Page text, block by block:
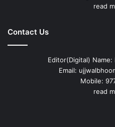
read
Contact Us
Editor(Digital)
Email:
Mobile:
read